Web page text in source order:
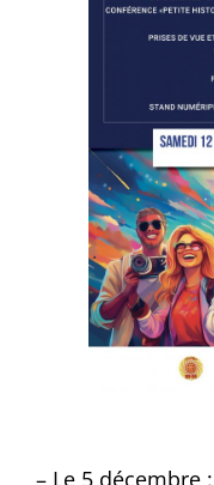
– Le 5 décembre